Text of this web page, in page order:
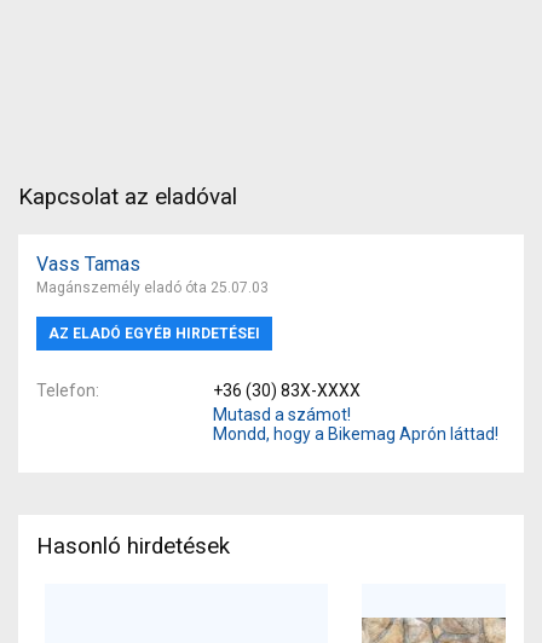
Kapcsolat az eladóval
Vass Tamas
Magánszemély eladó óta 25.07.03
AZ ELADÓ EGYÉB HIRDETÉSEI
Telefon
+36 (30) 83X-XXXX
Mutasd a számot!
Mondd, hogy a Bikemag Aprón láttad!
Hasonló hirdetések